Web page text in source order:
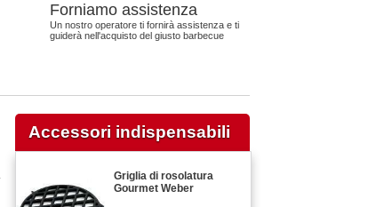
Forniamo assistenza
Un nostro operatore ti fornirà assistenza e ti
guiderà nell'acquisto del giusto barbecue
Accessori indispensabili
Griglia di rosolatura
Gourmet Weber